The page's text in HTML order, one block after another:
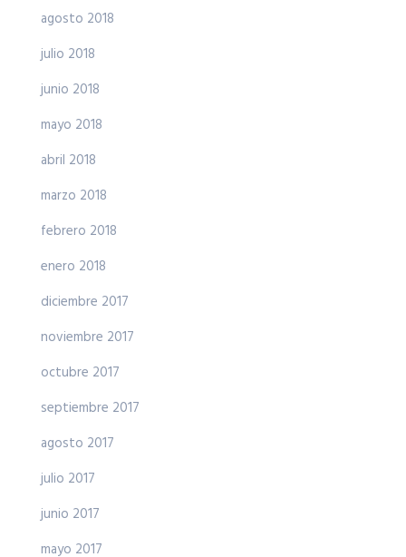
agosto 2018
julio 2018
junio 2018
mayo 2018
abril 2018
marzo 2018
febrero 2018
enero 2018
diciembre 2017
noviembre 2017
octubre 2017
septiembre 2017
agosto 2017
julio 2017
junio 2017
mayo 2017